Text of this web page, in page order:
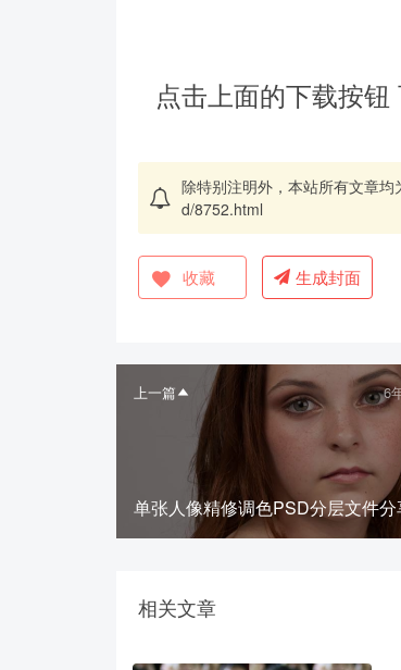
点击上面的下载按
除特别注明外，本站所有文章均
d/8752.html
收藏 生成封面
上一篇 6
单张人像精修调色PSD分层文件分
相关文章